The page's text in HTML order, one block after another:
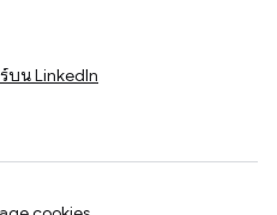
น LinkedIn